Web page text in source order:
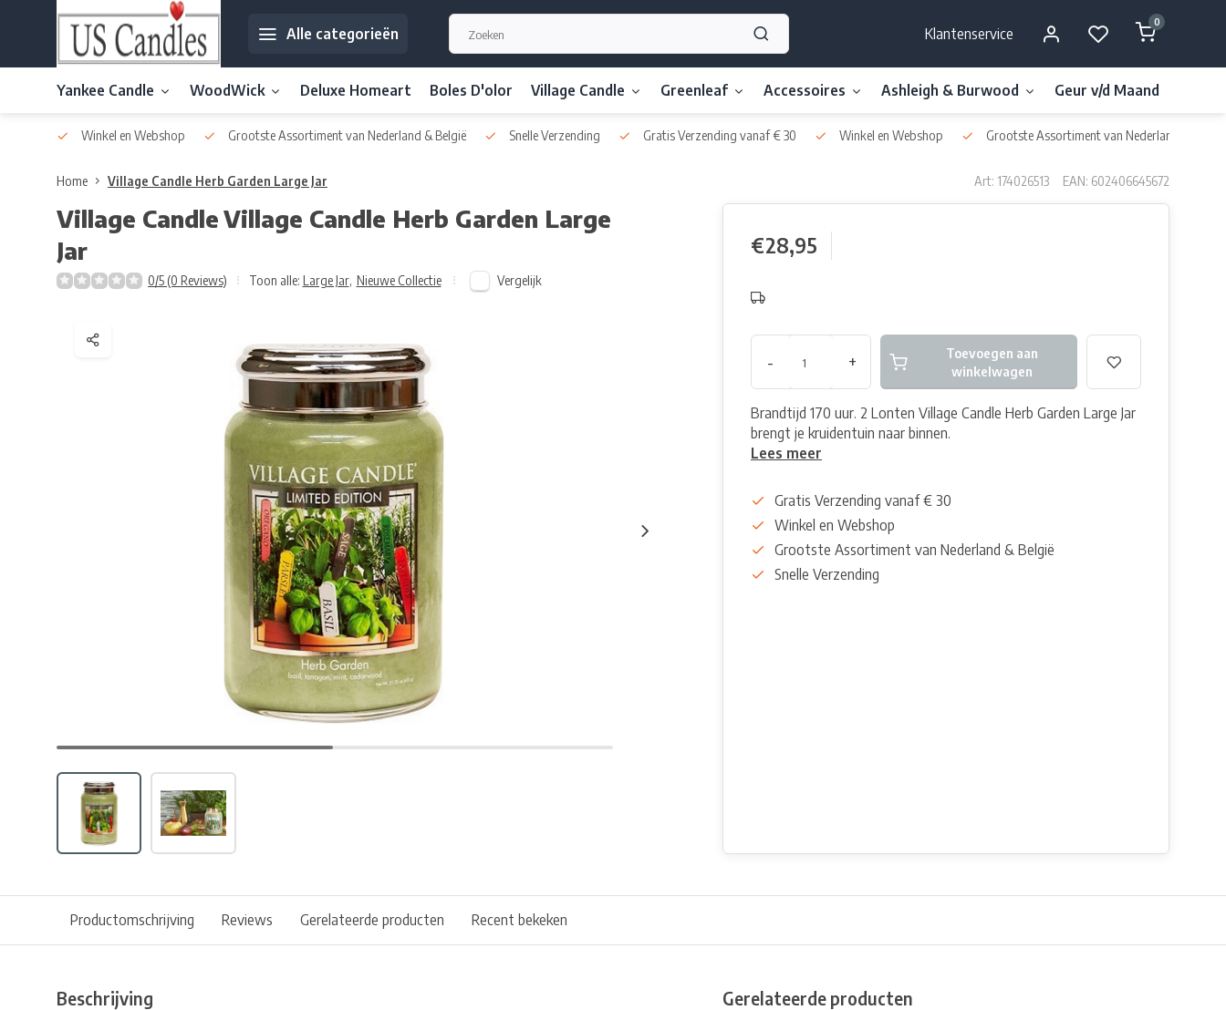
Alle categorieën Klantenservice
0
Yankee Candle WoodWick Deluxe Homeart Boles D'olor Village Candle Greenleaf Accessoires Ashleigh & Burwood Geur v/d Maand
Winkel en Webshop Grootste Assortiment van Nederland & België Snelle Verzending Gratis Verzending vanaf € 30 Winkel en Webshop Grootste Assortiment van Nederland & België
Home Village Candle Herb Garden Large Jar Art: 174026513 EAN: 602406645672
Village CandleVillage Candle Herb Garden Large
Jar
0/5 (0 Reviews) Toon alle: Large Jar, Nieuwe Collectie Vergelijk
€28,95
- +
Toevoegen aan
winkelwagen
Brandtijd 170 uur. 2 Lonten Village Candle Herb Garden Large Jar
brengt je kruidentuin naar binnen.
Lees meer
Gratis Verzending vanaf € 30
Winkel en Webshop
Grootste Assortiment van Nederland & België
Snelle Verzending
Productomschrijving Reviews Gerelateerde producten Recent bekeken
Beschrijving Gerelateerde producten